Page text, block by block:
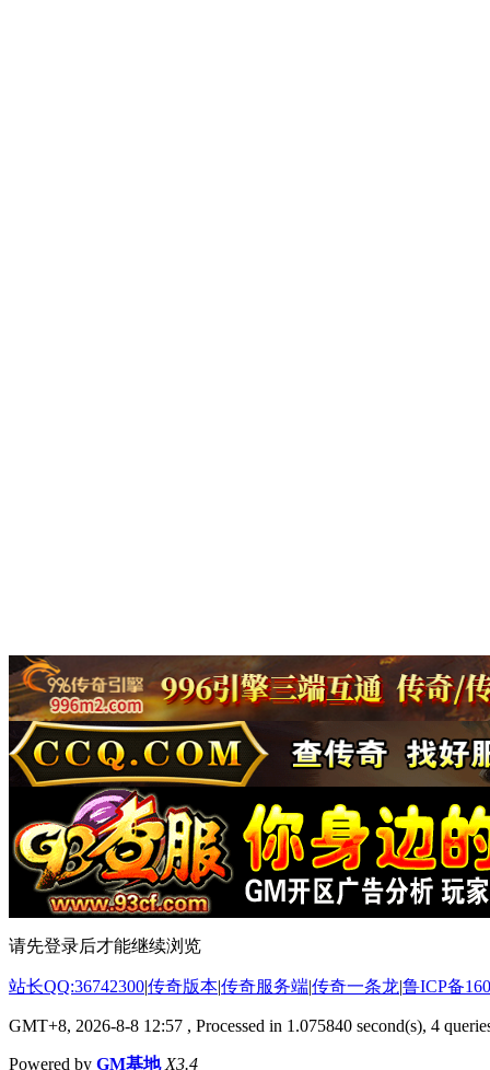
请先登录后才能继续浏览
站长QQ:36742300|传奇版本|传奇服务端|传奇一条龙|鲁ICP备
GMT+8, 2026-8-8 12:57 , Processed in 1.075840 second(s), 4
Powered by GM基地 X3.4